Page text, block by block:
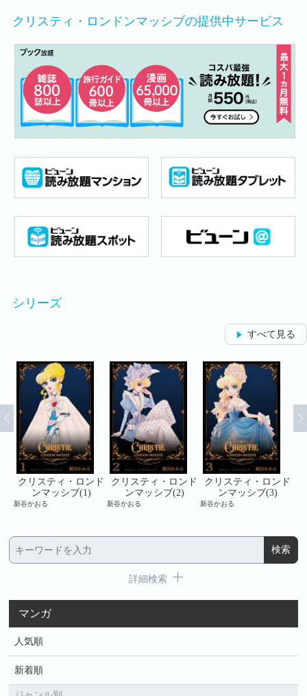
クリスティ・ロンドンマッシブの提供中サービス
シリーズ
すべて見る
クリスティ・ロンド
ンマッシブ(1)
新谷かおる
クリスティ・ロンド
ンマッシブ(2)
新谷かおる
クリスティ・ロンド
ンマッシブ(3)
新谷かおる
詳細検索
マンガ
人気順
新着順